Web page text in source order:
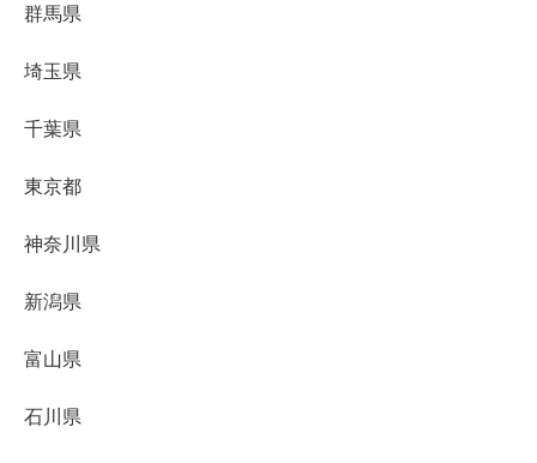
群馬県
埼玉県
千葉県
東京都
神奈川県
新潟県
富山県
石川県